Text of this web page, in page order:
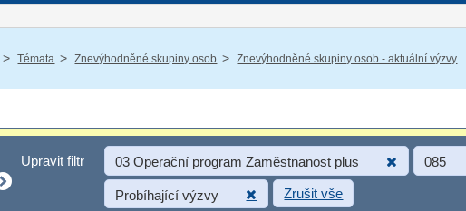
/ Témata / Znevýhodněné skupiny osob / Znevýhodněné skupiny osob - aktuální výzvy
Upravit filtr
Upravit filtr 03 Operační program Zaměstnanost plus 085
Probíhající výzvy Zrušit vše